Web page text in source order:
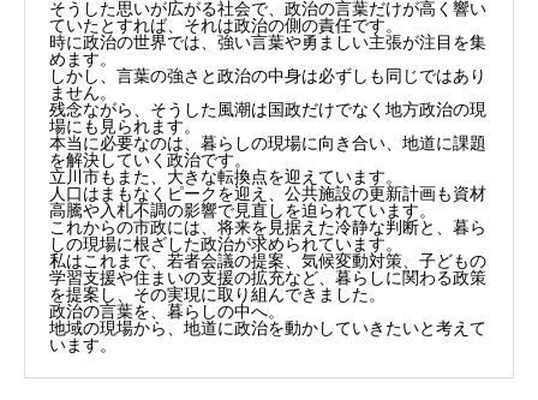
そうした思いが広がる社会で、政治の言葉だけが高く響い
ていたとすれば、それは政治の側の責任です。
時に政治の世界では、強い言葉や勇ましい主張が注目を集
めます。
しかし、言葉の強さと政治の中身は必ずしも同じではあり
ません。
残念ながら、そうした風潮は国政だけでなく地方政治の現
場にも見られます。
本当に必要なのは、暮らしの現場に向き合い、地道に課題
を解決していく政治です。
立川市もまた、大きな転換点を迎えています。
人口はまもなくピークを迎え、公共施設の更新計画も資材
高騰や入札不調の影響で見直しを迫られています。
これからの市政には、将来を見据えた冷静な判断と、暮ら
しの現場に根ざした政治が求められています。
私はこれまで、若者会議の提案、気候変動対策、子どもの
学習支援や住まいの支援の拡充など、暮らしに関わる政策
を提案し、その実現に取り組んできました。
政治の言葉を、暮らしの中へ。
地域の現場から、地道に政治を動かしていきたいと考えて
います。